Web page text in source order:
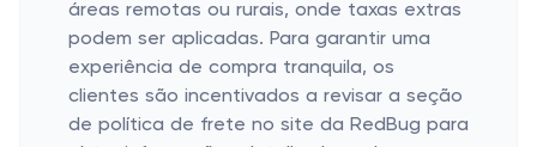
áreas remotas ou rurais, onde taxas extras
podem ser aplicadas. Para garantir uma
experiência de compra tranquila, os
clientes são incentivados a revisar a seção
de política de frete no site da RedBug para